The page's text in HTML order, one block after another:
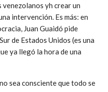
yh crear un
intervención. Es más: en
Juan Guaidó pide
de Estados Unidos (es una
ya llegó la hora de una
sea consciente que todo se